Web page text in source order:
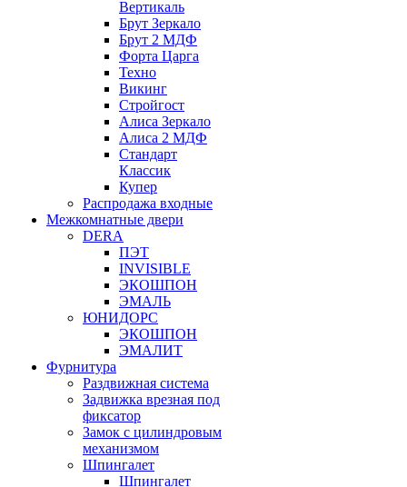
Вертикаль
Брут Зеркало
Брут 2 МДФ
Форта Царга
Техно
Викинг
Стройгост
Алиса Зеркало
Алиса 2 МДФ
Стандарт
Классик
Купер
Распродажа входные
Межкомнатные двери
DERA
ПЭТ
INVISIBLE
ЭКОШПОН
ЭМАЛЬ
ЮНИДОРС
ЭКОШПОН
ЭМАЛИТ
Фурнитура
Раздвижная система
Задвижка врезная под
фиксатор
Замок с цилиндровым
механизмом
Шпингалет
Шпингалет